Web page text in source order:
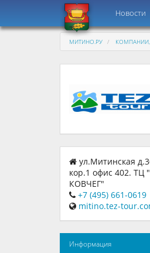
Новости
МИТИНО.РУ
ул.Митинская
кор.1 офис 402. ТЦ "
КОВЧЕГ"
+7 (495) 661-0619
mitino.tez-
Информация